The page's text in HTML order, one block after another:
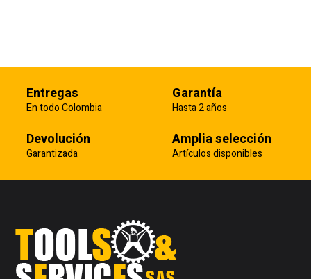
Entregas
En todo Colombia
Garantía
Hasta 2 años
Devolución
Garantizada
Amplia selección
Artículos disponibles